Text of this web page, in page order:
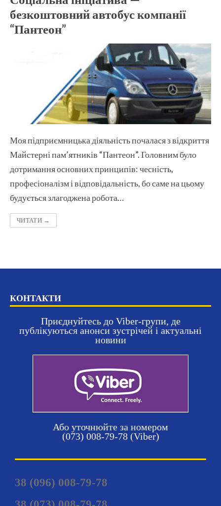
безкоштовний автобус компанії
“Пантеон”
Моя підприємницька діяльність почалася з відкриття
Майстерні пам’ятників “Пантеон”. Головним було
дотримання основних принципів: чесність,
професіоналізм і відповідальність, бо саме на цьому
будується злагоджена робота…
ЧИТАТИ →
КОНТАКТИ
Приєднуйтесь до Viber-групи, де
публікуються анонси зустрічей і актуальні
новини
Або уточнюйте за номером
(073) 008-79-78 (Viber)
38 (096) 008-79-78